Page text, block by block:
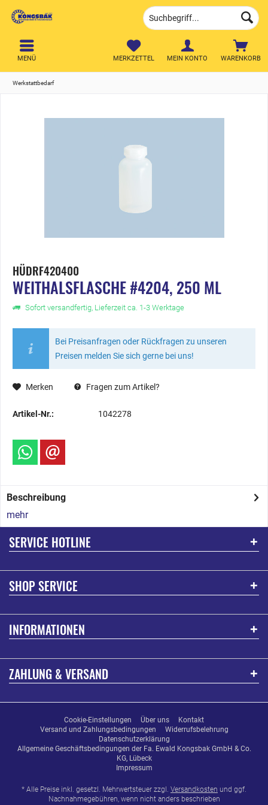
WARENKORB
MERKZETTEL MEIN KONTO
MENÜ
Werkstattbedarf
HÜDRF420400
WEITHALSFLASCHE #4204, 250 ML
Sofort versandfertig, Lieferzeit ca. 1-3 Werktage
Bei Preisanfragen oder Rückfragen zu unseren
Preisen melden Sie sich gerne bei uns!
Merken Fragen zum Artikel?
Artikel-Nr.: 1042278
Beschreibung
mehr
SERVICE HOTLINE
SHOP SERVICE
INFORMATIONEN
ZAHLUNG & VERSAND
Cookie-Einstellungen Über uns
Kontakt
Versand und Zahlungsbedingungen
Widerrufsbelehrung
Datenschutzerklärung
Allgemeine Geschäftsbedingungen der Fa. Ewald Kongsbak GmbH & Co.
KG, Lübeck
Impressum
* Alle Preise inkl. gesetzl. Mehrwertsteuer zzgl. Versandkosten und ggf.
Nachnahmegebühren, wenn nicht anders beschrieben